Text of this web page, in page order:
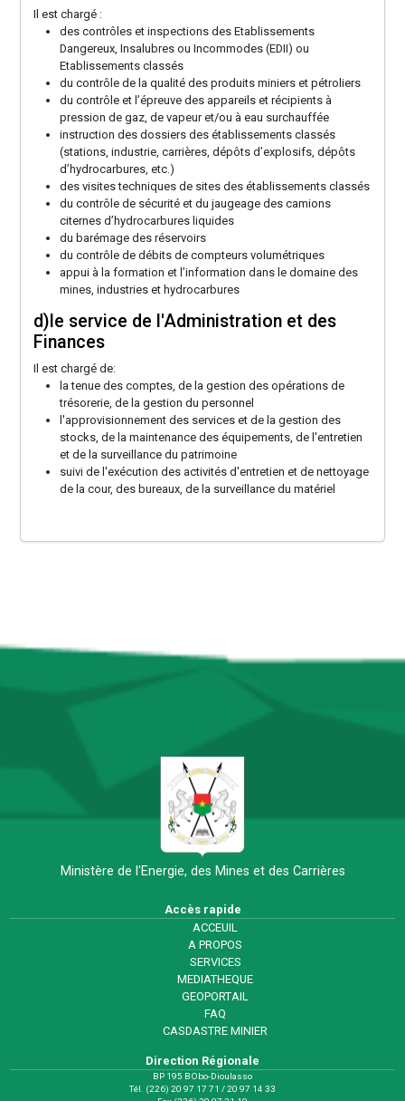
Il est chargé :
des contrôles et inspections des Etablissements
Dangereux, Insalubres ou Incommodes (EDII) ou
Etablissements classés
du contrôle de la qualité des produits miniers et pétroliers
du contrôle et l’épreuve des appareils et récipients à
pression de gaz, de vapeur et/ou à eau surchauffée
instruction des dossiers des établissements classés
(stations, industrie, carrières, dépôts d’explosifs, dépôts
d’hydrocarbures, etc.)
des visites techniques de sites des établissements classés
du contrôle de sécurité et du jaugeage des camions
citernes d’hydrocarbures liquides
du barémage des réservoirs
du contrôle de débits de compteurs volumétriques
appui à la formation et l’information dans le domaine des
mines, industries et hydrocarbures
d)le service de l'Administration et des
Finances
Il est chargé de:
la tenue des comptes, de la gestion des opérations de
trésorerie, de la gestion du personnel
l'approvisionnement des services et de la gestion des
stocks, de la maintenance des équipements, de l'entretien
et de la surveillance du patrimoine
suivi de l'exécution des activités d'entretien et de nettoyage
de la cour, des bureaux, de la surveillance du matériel
Ministère de l'Energie, des Mines et des Carrières
Accès rapide
ACCEUIL
A PROPOS
SERVICES
MEDIATHEQUE
GEOPORTAIL
FAQ
CASDASTRE MINIER
Direction Régionale
BP 195 BObo-Dioulasso
Tél. (226) 20 97 17 71 / 20 97 14 33